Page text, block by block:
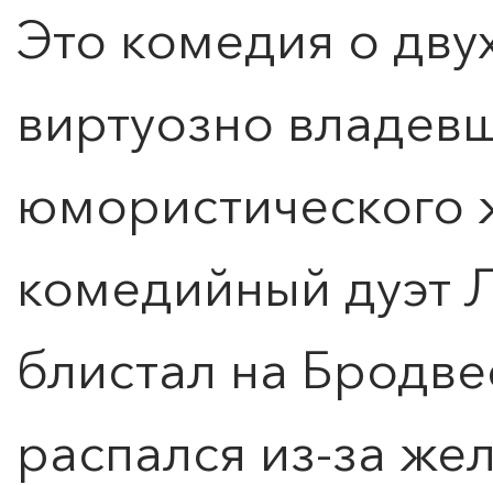
Это комедия о
виртуозно
юмористического
комедийный дуэт
блистал на
распался из-за